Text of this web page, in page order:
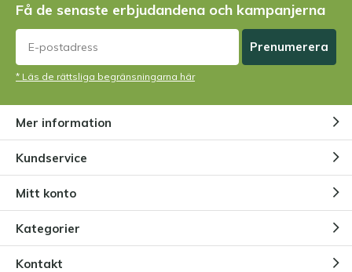
Allt om smoerblomman
Pinguicula
Få de senaste erbjudandena och kampanjerna
Prenumerera
* Läs de rättsliga begränsningarna här
Mer information
Kundservice
Mitt konto
Kategorier
Kontakt